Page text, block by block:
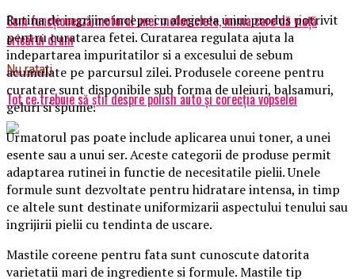
Cum funcționează motorul unei motociclete, inima care dă viață
oricărui drum
Nu ratati
Tot ce trebuie să știi despre polish auto și corecția vopselei
Rutina de ingrijire incepe cu alegerea unui produs potrivit
pentru curatarea fetei. Curatarea regulata ajuta la
indepartarea impuritatilor si a excesului de sebum
acumulate pe parcursul zilei. Produsele coreene pentru
curatare sunt disponibile sub forma de uleiuri, balsamuri,
geluri si spume.
Urmatorul pas poate include aplicarea unui toner, a unei
esente sau a unui ser. Aceste categorii de produse permit
adaptarea rutinei in functie de necesitatile pielii. Unele
formule sunt dezvoltate pentru hidratare intensa, in timp
ce altele sunt destinate uniformizarii aspectului tenului sau
ingrijirii pielii cu tendinta de uscare.
Mastile coreene pentru fata sunt cunoscute datorita
varietatii mari de ingrediente si formule. Mastile tip